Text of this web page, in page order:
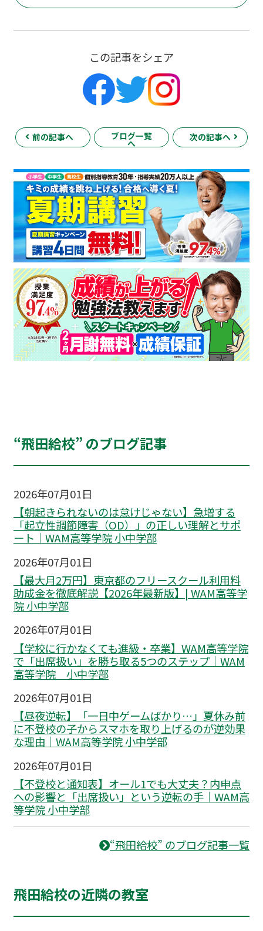
この記事をシェア
前の記事へ ブログ一覧
へ
次の記事へ
“飛田給校” のブログ記事
2026年07月01日
【朝起きられないのは怠けじゃない】急増する
「起立性調節障害（OD）」の正しい理解とサポ
ート｜WAM高等学院 小中学部
2026年07月01日
【最大月2万円】東京都のフリースクール利用料
助成金を徹底解説【2026年最新版】| WAM高等学
院 小中学部
2026年07月01日
【学校に行かなくても進級・卒業】WAM高等学院
で「出席扱い」を勝ち取る5つのステップ｜WAM
高等学院 小中学部
2026年07月01日
【昼夜逆転】「一日中ゲームばかり…」夏休み前
に不登校の子からスマホを取り上げるのが逆効果
な理由｜WAM高等学院 小中学部
2026年07月01日
【不登校と通知表】オール1でも大丈夫？内申点
への影響と「出席扱い」という逆転の手｜WAM高
等学院 小中学部
“飛田給校” のブログ記事一覧
飛田給校の近隣の教室